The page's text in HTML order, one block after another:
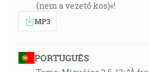
(nem a vezető kos)«!
MP3
PORTUGUÊS